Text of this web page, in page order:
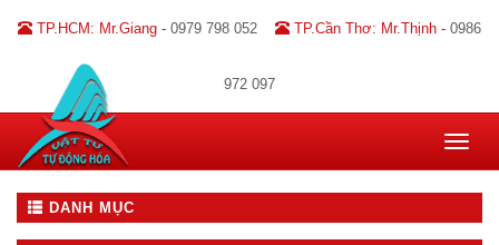
TP.HCM: Mr.Giang - 0979 798 052 TP.Cần Thơ: Mr.Thịnh - 0986
972 097
Toggle
DANH MỤC